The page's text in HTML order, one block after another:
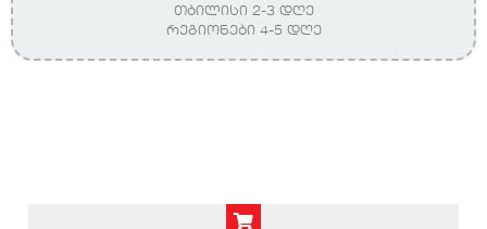
თბილისი 2-3 დღე
რეგიონები 4-5 დღე